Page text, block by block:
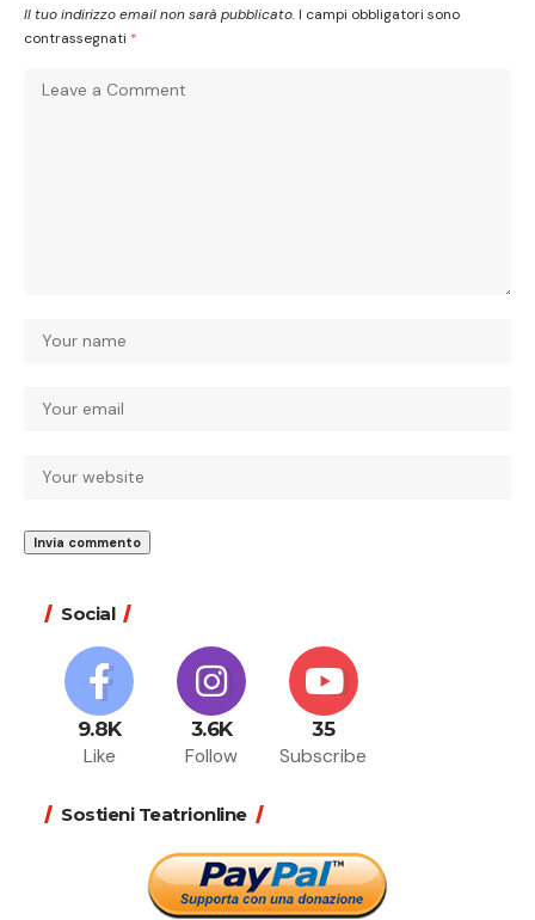
Il tuo indirizzo email non sarà pubblicato. I campi obbligatori sono
contrassegnati *
Social
9.8K
Like
3.6K
Follow
35
Subscribe
Sostieni Teatrionline